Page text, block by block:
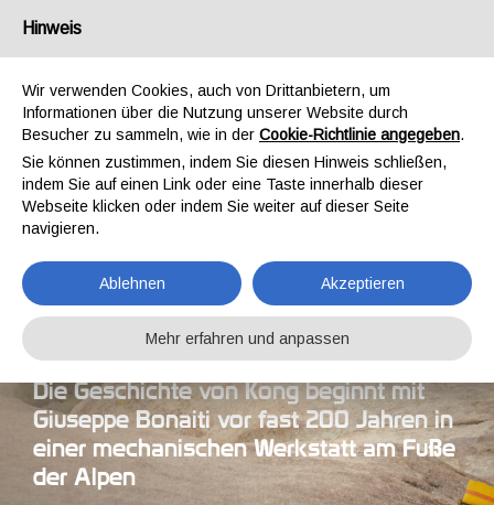
UNTERNEHMEN
LEIDENSCHAFTFÜR
QUALITÄTSEIT 1830
Die Geschichte von Kong beginnt mit
Giuseppe Bonaitivor fast 200 Jahren in
einer mechanischen Werkstatt am Fuße
der Alpen
Hinweis
Wir verwenden Cookies, auch von Drittanbietern, um
Informationen über die Nutzung unserer Website durch
Besucher zu sammeln, wie in der Cookie-Richtlinie angegeben.
Sie können zustimmen, indem Sie diesen Hinweis schließen,
indem Sie auf einen Link oder eine Taste innerhalb dieser
Webseite klicken oder indem Sie weiter auf dieser Seite
navigieren.
Ablehnen Akzeptieren
Mehr erfahren und anpassen